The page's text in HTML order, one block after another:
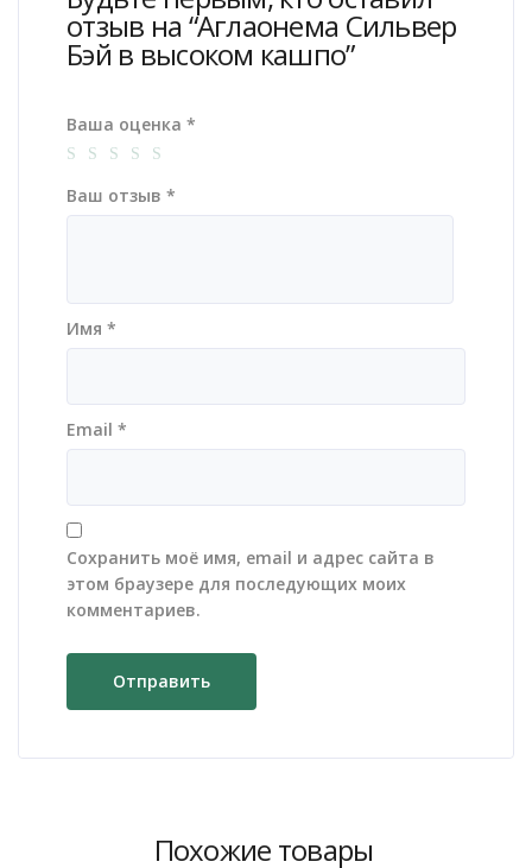
отзыв на “Аглаонема Сильвер
Бэй в высоком кашпо”
Ваша оценка *
Ваш отзыв *
Имя *
Email *
Сохранить моё имя, email и адрес сайта в
этом браузере для последующих моих
комментариев.
Похожие товары